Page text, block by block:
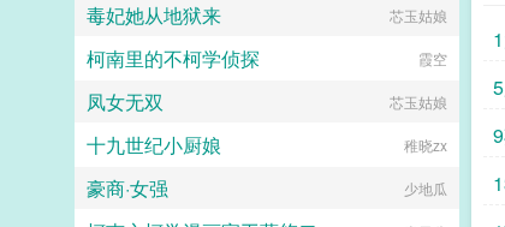
扭曲，却又因为慕强而情不自禁的被
她的名字响彻云霄。她是，随流光。
尖端的酷炫科技和花哨的灵气法术并
也是属于随流光的时代。文案文名男
成甜文的恋爱升级文，剧情和感情对
毒妃她从地狱来 芯玉姑娘
柯南里的不柯学侦探 霞空
凤女无双 芯玉姑娘
十九世纪小厨娘 稚晓zx
豪商·女强 少地瓜